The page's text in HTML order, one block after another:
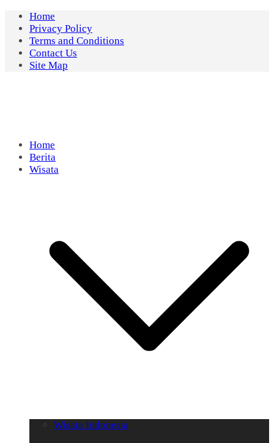
Skip
content
Home
Privacy Policy
Terms and Conditions
Contact Us
Site Map
Home
Berita
Wisata
Wisata Indonesia